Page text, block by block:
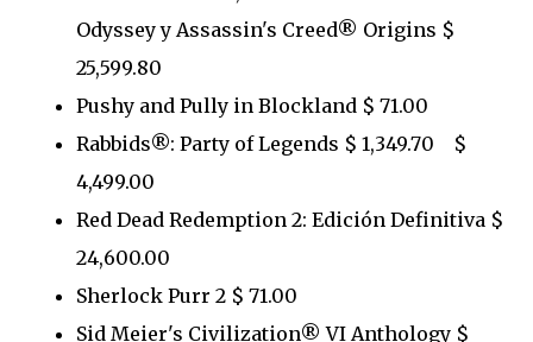
Odyssey y Assassin's Creed® Origins $
25,599.80
Pushy and Pully in Blockland $ 71.00
Rabbids®: Party of Legends $ 1,349.70 $
4,499.00
Red Dead Redemption 2: Edición Definitiva $
24,600.00
Sherlock Purr 2 $ 71.00
Sid Meier's Civilization® VI Anthology $